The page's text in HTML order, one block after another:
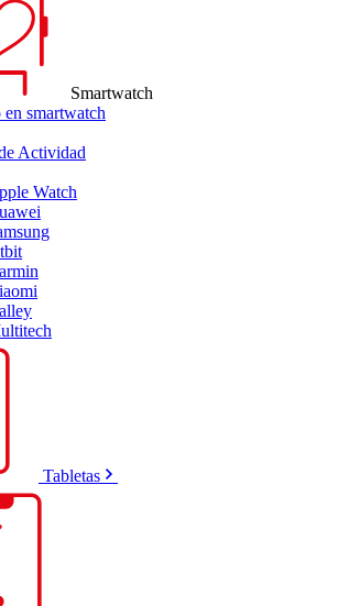
Smartwatch
en smartwatch
Actividad
Watch
Tabletas